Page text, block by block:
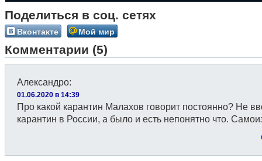
Поделиться в соц. сетях
Вконтакте Мой мир
Комментарии (5)
Александро:
01.06.2020 в 14:39
Про какой карантин Малахов говорит постоянно? Не
карантин в России, а было и есть непонятно что.